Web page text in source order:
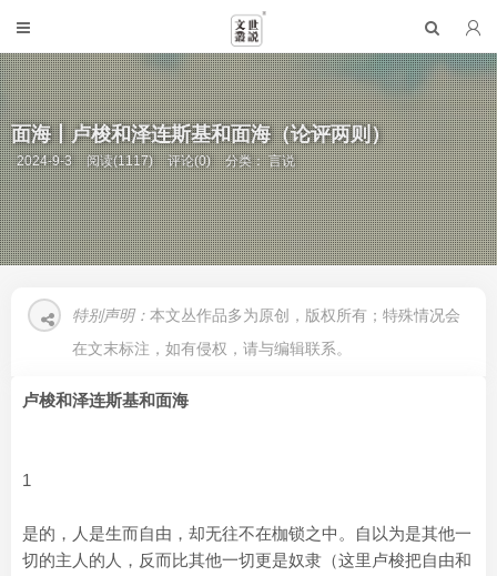
面海丨卢梭和泽连斯基和面海（论评两则）
2024-9-3 阅读(1117) 评论(0) 分类：言说
特别声明： 本文丛作品多为原创，版权所有；特殊情况会
在文末标注，如有侵权，请与编辑联系。
卢梭和泽连斯基和面海
1
是的，人是生而自由，却无往不在枷锁之中。自以为是其他一
切的主人的人，反而比其他一切更是奴隶（这里卢梭把自由和